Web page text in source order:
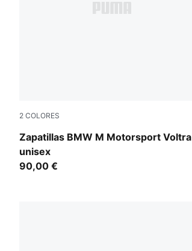
2 COLORES
Zapatillas BMW M Motorsport Voltra
unisex
Puma White
90,00 €